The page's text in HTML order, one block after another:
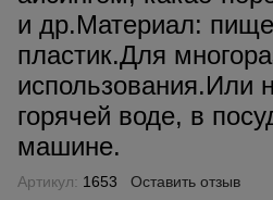
и др.Материал:
пластик.Для
использования.Или
горячей воде, в
машине.
Артикул: 1653 Оставить отзыв